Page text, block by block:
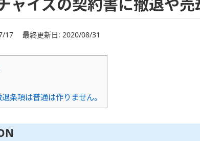
17 最終更新日: 2020/08/31
条項は普通は作りません。